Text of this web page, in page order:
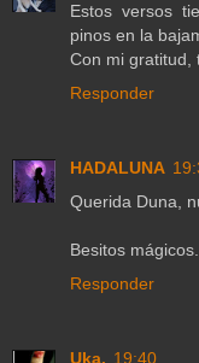
Estos versos
pinos en la
Con mi gratitud,
Responder
HADALUNA
Querida Duna,
Besitos mágicos.
Responder
Uka. 19:40